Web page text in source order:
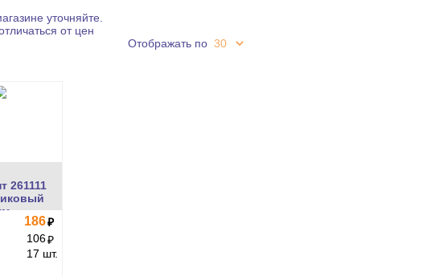
уточняйте.
от цен
Отображать по
261111
186₽
106₽
17 шт.